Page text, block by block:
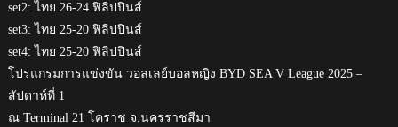
set2: ไทย 26-24 ฟิลิปปินส์
set3: ไทย 25-20 ฟิลิปปินส์
set4: ไทย 25-20 ฟิลิปปินส์
โปรแกรมการแข่งขัน วอลเลย์บอลหญิง BYD SEA V League 2025 –
สัปดาห์ที่ 1
ณ Terminal 21 โคราช จ.นครราชสีมา